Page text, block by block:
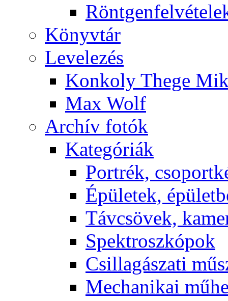
Könyv­tár
Le­ve­le­zés
Kon­koly The­ge
Max Wolf
Ar­chív fo­tók
Ka­te­gó­ri­ák
Port­rék,
Épü­le­tek,
Táv­csö­vek,
Spekt­rosz­kó­pok
Csil­la­gá­sza­ti
Me­cha­ni­kai